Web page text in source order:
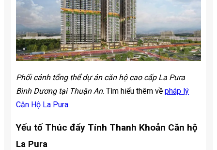
Phối cảnh tổng thể dự án căn hộ cao cấp La Pura
Bình Dương tại Thuận An. Tìm hiểu thêm về pháp lý
Căn Hộ La Pura
Yếu tố Thúc đẩy Tính Thanh Khoản Căn hộ
La Pura